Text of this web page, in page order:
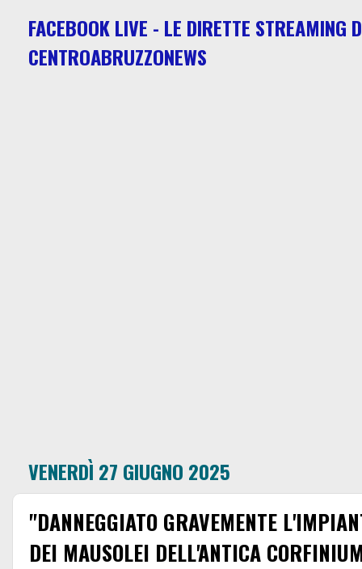
FACEBOOK LIVE - LE DIRETTE STREAMING
CENTROABRUZZONEWS
VENERDÌ 27 GIUGNO 2025
"DANNEGGIATO GRAVEMENTE
DEI MAUSOLEI DELL'ANTICA